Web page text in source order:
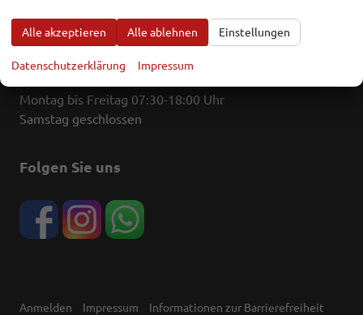
E-Mail:info@autokaufhausrhoen.de
Öffnungszeiten
Montag bis Freitag 07:30-18:00 Uhr
Samstag geschlossen
Folgen Sie uns
Anmelden Impressum
Informationen zur Barrierefreiheit
Alle akzeptieren Alle ablehnen Einstellungen
Datenschutzerklärung Impressum